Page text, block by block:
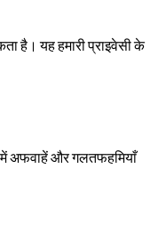
है। यह हमारी प्राइवेसी के
में अफवाहें और गलतफहमियाँ